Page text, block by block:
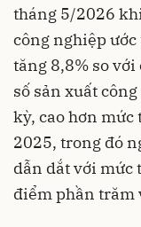
tháng 5/2026
công nghiệp
tăng 8,8% so
số sản xuất
kỳ, cao hơn mức
2025, trong đó
dẫn dắt với mức
điểm phần trăm